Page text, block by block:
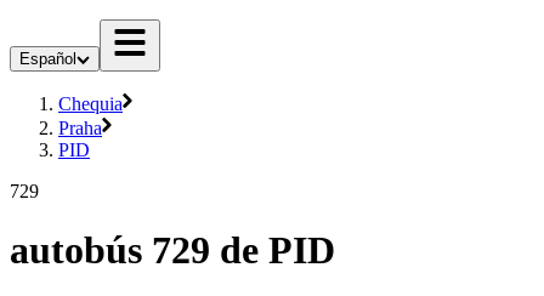
Español
Chequia
Praha
PID
729
autobús 729 de PID